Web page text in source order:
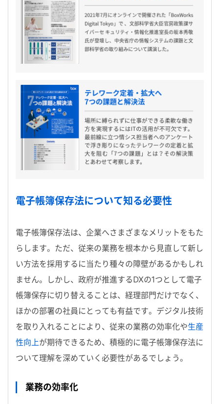
電子帳簿保存法について知る必要性
電子帳簿保存法は、企業へさまざまなメリットをもた
らします。ただ、従来の業務を根本から見直して新し
い方法を採用するに当たり種々の障壁があるかもしれ
ません。しかし、政府が推進するDXの1つとして電子
帳簿保存に切り替えることは、経理部門だけでなく、
ほかの部署の社員にとっても有益です。デジタル技術
を取り入れることにより、従来の業務の効率化や生産
性向上が期待できるため、積極的に電子帳簿保存法に
ついて理解を深めていく必要性があるでしょう。
業務の効率化